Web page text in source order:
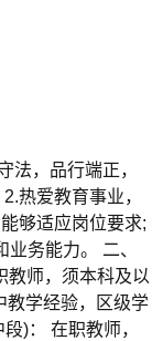
，品行端正，
热爱教育事业，
够适应岗位要求;
务能力。 二、
教师，须本科及以
教学经验，区级学
)： 在职教师，